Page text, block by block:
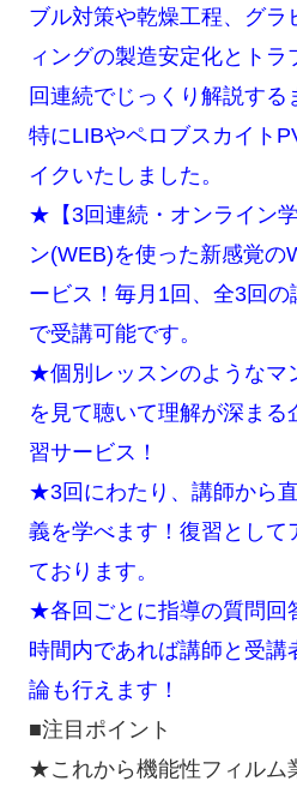
ブル対策や乾燥工程、グラ
ィングの製造安定化とト
回連続でじっくり解説する
特にLIBやペロブスカイト
イクいたしました。
★【3回連続・オンライン
ン(WEB)を使った新感覚の
ービス！毎月1回、全3回
で受講可能です。
★個別レッスンのようなマ
を見て聴いて理解が深まる
習サービス！
★3回にわたり、講師から
義を学べます！復習として
ております。
★各回ごとに指導の質問回
時間内であれば講師と受講
論も行えます！
■注目ポイント
★これから機能性フィルム